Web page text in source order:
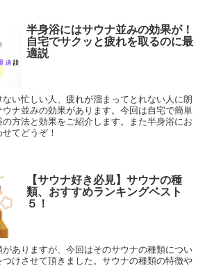
半身浴にはサウナ並みの効果が！
自宅でサクッと疲れを取るのに最
適説
い忙しい人、疲れが溜まってとれない人に朗
ナ並みの効果があります。今回は自宅で簡単
方法と効果をご紹介します。また半身浴にお
てどうぞ！
【サウナ好き必見】サウナの種
類、おすすめランキングベスト
５！
ありますが、今回はそのサウナの種類につい
けさせて頂きました。サウナの種類の特徴や